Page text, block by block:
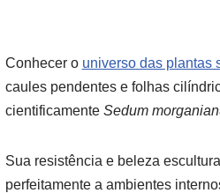
Conhecer o universo das plantas
caules pendentes e folhas
cientificamente Sedum
Sua resistência e beleza
perfeitamente a ambientes